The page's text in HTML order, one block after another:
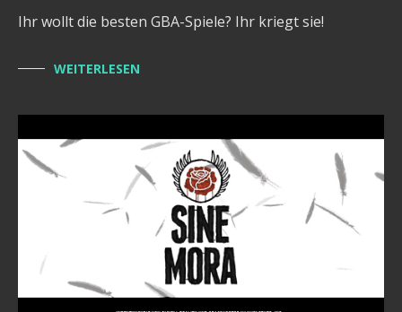
Ihr wollt die besten GBA-Spiele? Ihr kriegt sie!
WEITERLESEN